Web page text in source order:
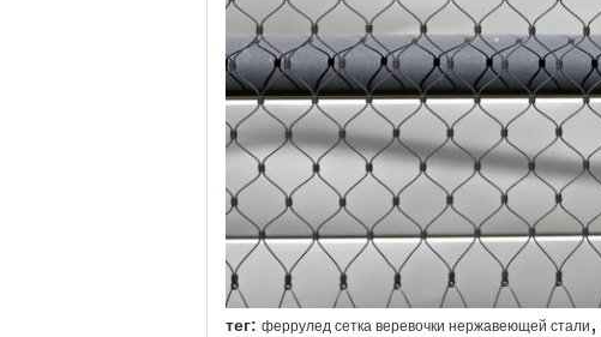
тег: феррулед сетка веревочки нержавеющей стали ,